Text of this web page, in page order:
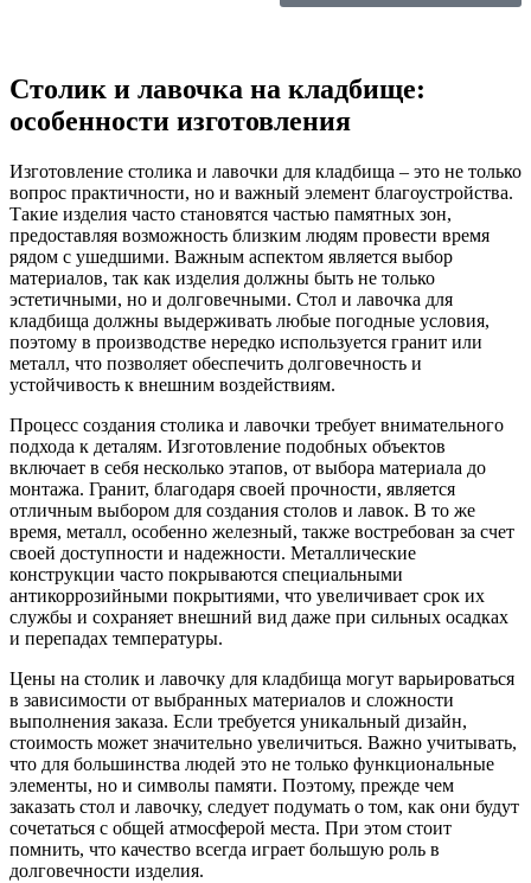
Столик и лавочка на кладбище:
особенности изготовления
Изготовление столика и лавочки для кладбища – это не только
вопрос практичности, но и важный элемент благоустройства.
Такие изделия часто становятся частью памятных зон,
предоставляя возможность близким людям провести время
рядом с ушедшими. Важным аспектом является выбор
материалов, так как изделия должны быть не только
эстетичными, но и долговечными. Стол и лавочка для
кладбища должны выдерживать любые погодные условия,
поэтому в производстве нередко используется гранит или
металл, что позволяет обеспечить долговечность и
устойчивость к внешним воздействиям.
Процесс создания столика и лавочки требует внимательного
подхода к деталям. Изготовление подобных объектов
включает в себя несколько этапов, от выбора материала до
монтажа. Гранит, благодаря своей прочности, является
отличным выбором для создания столов и лавок. В то же
время, металл, особенно железный, также востребован за счет
своей доступности и надежности. Металлические
конструкции часто покрываются специальными
антикоррозийными покрытиями, что увеличивает срок их
службы и сохраняет внешний вид даже при сильных осадках
и перепадах температуры.
Цены на столик и лавочку для кладбища могут варьироваться
в зависимости от выбранных материалов и сложности
выполнения заказа. Если требуется уникальный дизайн,
стоимость может значительно увеличиться. Важно учитывать,
что для большинства людей это не только функциональные
элементы, но и символы памяти. Поэтому, прежде чем
заказать стол и лавочку, следует подумать о том, как они будут
сочетаться с общей атмосферой места. При этом стоит
помнить, что качество всегда играет большую роль в
долговечности изделия.